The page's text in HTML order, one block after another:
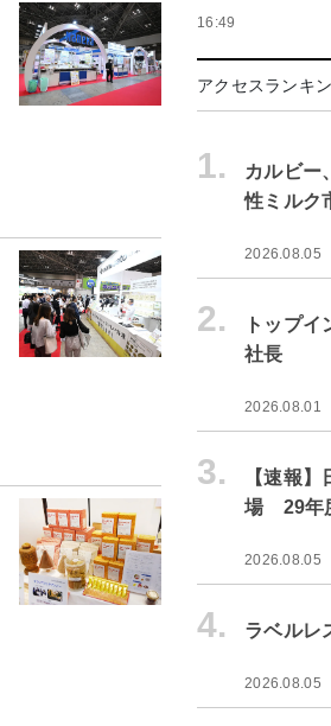
16:49
アクセスランキ
1.
カルビ
性ミルク
2026.08.05
2.
トップ
社長
2026.08.01
3.
【速報
場 29年
2026.08.05
4. ラベルレ
2026.08.05